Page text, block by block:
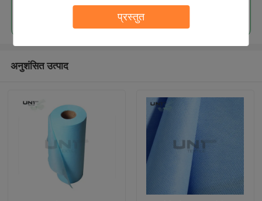
प्रस्तुत
जारी रखें
अनुशंसित उत्पाद